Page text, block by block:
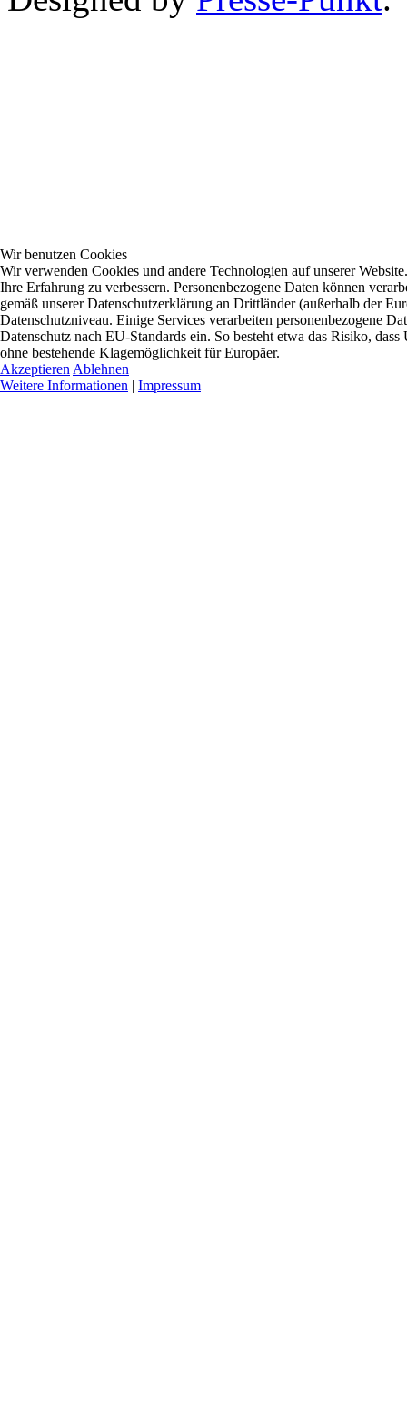
Wir benutzen Cookies
Wir verwenden Cookies und andere Technologien auf unserer
Ihre Erfahrung zu verbessern. Personenbezogene Daten können
gemäß unserer Datenschutzerklärung an Drittländer (außerhalb der
Datenschutzniveau. Einige Services verarbeiten personenbezogene
Datenschutz nach EU-Standards ein. So besteht etwa das Risiko,
ohne bestehende Klagemöglichkeit für Europäer.
Akzeptieren Ablehnen
Weitere Informationen | Impressum